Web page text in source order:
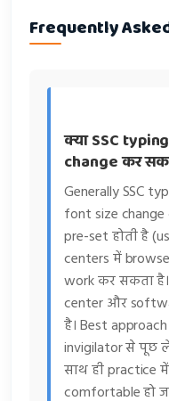
Frequently
क्या SSC
change कर
Generally SSC
font size change
pre-set होती है
centers में
work कर सकता
center और
है। Best
invigilator से पूछ
साथ ही practice
comfortable हो